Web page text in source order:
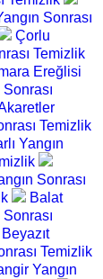
Sonrası
Çorlu
Temizlik
Ereğlisi
Temizlik
Yangın
Sonrası
Balat
Beyazıt
Temizlik
Yangın